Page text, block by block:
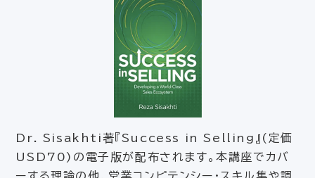
Dr. Sisakhti著『Success in Selling』(定価
USD70)の電子版が配布されます。本講座でカバ